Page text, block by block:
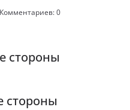
Комментариев: 0
стороны
стороны